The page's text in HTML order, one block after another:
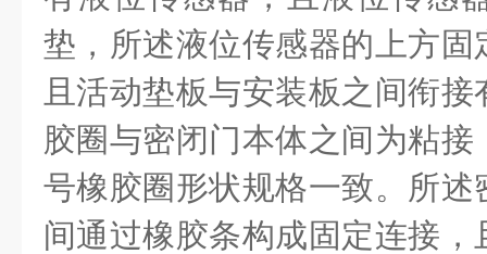
垫，所述液位传感器的上方
且活动垫板与安装板之间衔
胶圈与密闭门本体之间为粘
号橡胶圈形状规格一致。所
间通过橡胶条构成固定连接